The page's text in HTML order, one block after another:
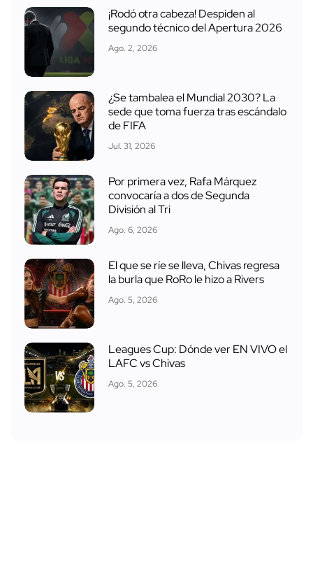
¡Rodó otra cabeza! Despiden al
segundo técnico del Apertura 2026
Ago. 2, 2026
¿Se tambalea el Mundial 2030? La
sede que toma fuerza tras escándalo
de FIFA
Jul. 31, 2026
Por primera vez, Rafa Márquez
convocaría a dos de Segunda
División al Tri
Ago. 6, 2026
El que se ríe se lleva, Chivas regresa
la burla que RoRo le hizo a Rivers
Ago. 5, 2026
Leagues Cup: Dónde ver EN VIVO el
LAFC vs Chivas
Ago. 5, 2026